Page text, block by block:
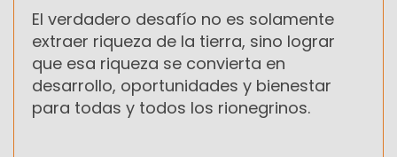
El verdadero desafío no es solamente
extraer riqueza de la tierra, sino lograr
que esa riqueza se convierta en
desarrollo, oportunidades y bienestar
para todas y todos los rionegrinos.